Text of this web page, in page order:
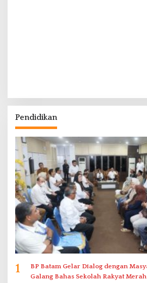
Pendidikan
1
BP Batam Gelar Dialog dengan
Galang Bahas Sekolah Rakyat